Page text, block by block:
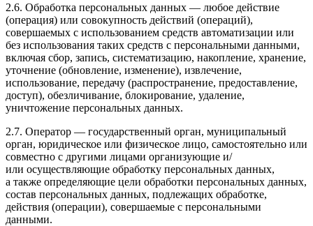
2.6. Обработка персональных данных — любое действие
(операция) или совокупность действий (операций),
совершаемых с использованием средств автоматизации или
без использования таких средств с персональными данными,
включая сбор, запись, систематизацию, накопление, хранение,
уточнение (обновление, изменение), извлечение,
использование, передачу (распространение, предоставление,
доступ), обезличивание, блокирование, удаление,
уничтожение персональных данных.
2.7. Оператор — государственный орган, муниципальный
орган, юридическое или физическое лицо, самостоятельно или
совместно с другими лицами организующие и/
или осуществляющие обработку персональных данных,
а также определяющие цели обработки персональных данных,
состав персональных данных, подлежащих обработке,
действия (операции), совершаемые с персональными
данными.